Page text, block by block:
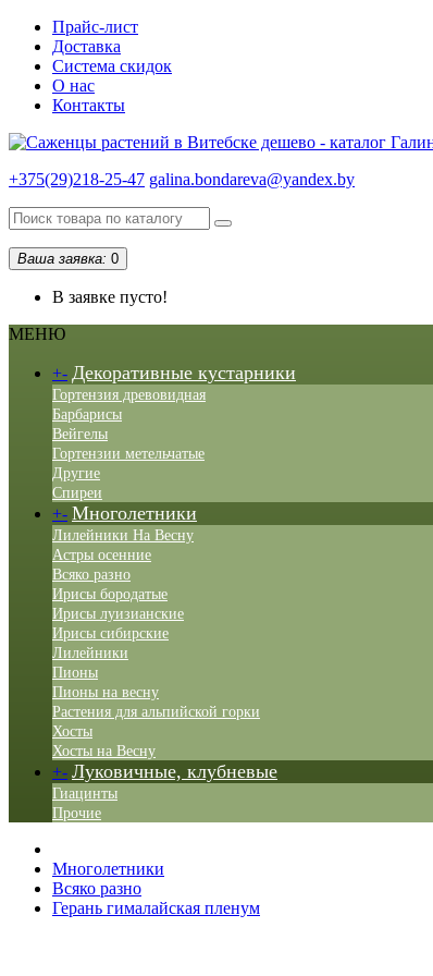
Прайс-лист
Доставка
Система скидок
О нас
Контакты
+375(29)218-25-47 galina.bondareva@yandex.by
Ваша заявка: 0
В заявке пусто!
МЕНЮ
+- Декоративные кустарники
Гортензия древовидная
Барбарисы
Вейгелы
Гортензии метельчатые
Другие
Спиреи
+- Многолетники
Лилейники На Весну
Астры осенние
Всяко разно
Ирисы бородатые
Ирисы луизианские
Ирисы сибирские
Лилейники
Пионы
Пионы на весну
Растения для альпийской горки
Хосты
Хосты на Весну
+- Луковичные, клубневые
Гиацинты
Прочие
Многолетники
Всяко разно
Герань гималайская пленум